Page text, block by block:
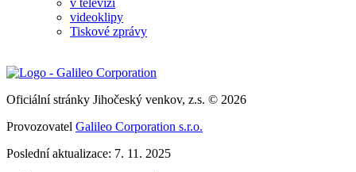
videoklipy
Tiskové zprávy
Oficiální stránky Jihočeský venkov, z.s. © 2026
Provozovatel Galileo Corporation s.r.o.
Poslední aktualizace: 7. 11. 2025